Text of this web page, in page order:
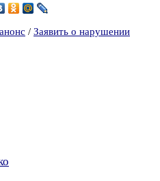
/ Заявить о нарушении